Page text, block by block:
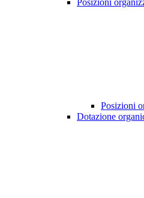
Posizioni
Posizioni
Dotazione